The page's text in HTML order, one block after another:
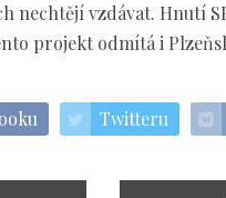
nechtějí vzdávat. Hnutí
projekt odmítá i
Twitteru